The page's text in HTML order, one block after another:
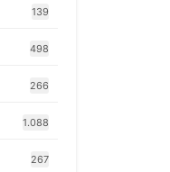
139
498
266
1.088
267